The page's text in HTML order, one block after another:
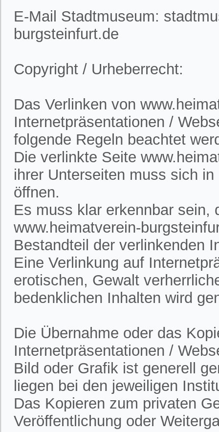
E-Mail Stadtmuseum:
burgsteinfurt.de
Copyright / Urheberrecht:
Das Verlinken von
Internetpräsentationen /
folgende Regeln beachtet
Die verlinkte Seite
ihrer Unterseiten muss sich
öffnen.
Es muss klar erkennbar sein,
www.heimatverein-
Bestandteil der verlinkenden
Eine Verlinkung auf
erotischen, Gewalt
bedenklichen Inhalten wird
Die Übernahme oder das
Internetpräsentationen /
Bild oder Grafik ist generell
liegen bei den jeweiligen
Das Kopieren zum privaten
Veröffentlichung oder